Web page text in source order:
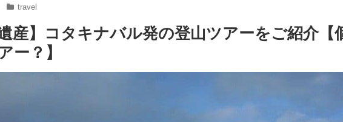
travel
遺産】コタキナバル発の登山ツアーをご紹介【
ー？】